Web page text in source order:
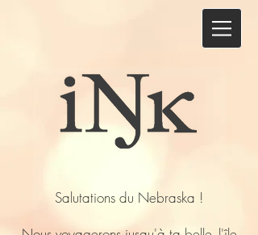
Salutations du Nebraska !